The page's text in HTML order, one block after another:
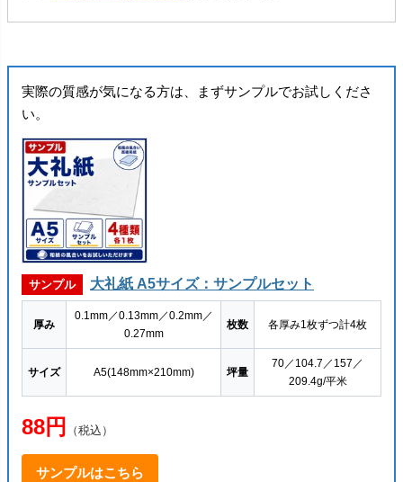
実際の質感が気になる方は、まずサンプルでお試しくださ
い。
サンプル 大礼紙 A5サイズ：サンプルセット
厚み
0.1mm／0.13mm／0.2mm／
0.27mm
枚数 各厚み1枚ずつ計4枚
サイズ A5(148mm×210mm) 坪量
70／104.7／157／
209.4g/平米
88円 （税込）
サンプルはこちら